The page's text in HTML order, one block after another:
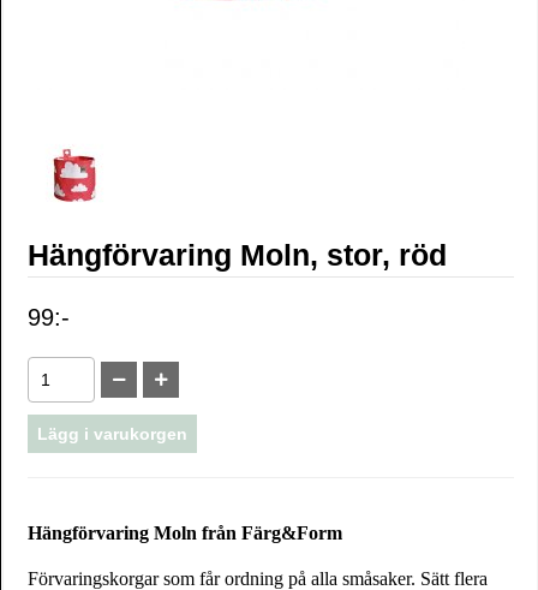
Hängförvaring Moln, stor, röd
99:-
Hängförvaring Moln från Färg&Form
Förvaringskorgar som får ordning på alla småsaker. Sätt flera